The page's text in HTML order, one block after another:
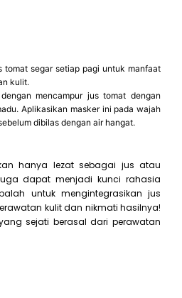
tomat segar setiap pagi untuk manfaat
kulit.
mencampur jus tomat dengan
Aplikasikan masker ini pada wajah
dibilas dengan air hangat.
hanya lezat sebagai jus atau
dapat menjadi kunci rahasia
untuk mengintegrasikan jus
kulit dan nikmati hasilnya!
sejati berasal dari perawatan